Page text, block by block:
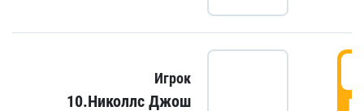
Игрок
10.Николлс Джош